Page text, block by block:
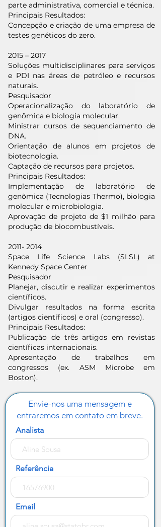
parte administrativa, comercial e técnica.
Principais Resultados:
Concepção e criação de uma empresa de
testes genéticos do zero.
2015 – 2017
Soluções multidisciplinares para serviços
e PDI nas áreas de petróleo e recursos
naturais.
Pesquisador
Operacionalização do laboratório de
genômica e biologia molecular.
Ministrar cursos de sequenciamento de
DNA.
Orientação de alunos em projetos de
biotecnologia.
Captação de recursos para projetos.
Principais Resultados:
Implementação de laboratório de
genômica (Tecnologias Thermo), biologia
molecular e microbiologia.
Aprovação de projeto de $1 milhão para
produção de biocombustíveis.
2011- 2014
Space Life Science Labs (SLSL) at
Kennedy Space Center
Pesquisador
Planejar, discutir e realizar experimentos
científicos.
Divulgar resultados na forma escrita
(artigos científicos) e oral (congresso).
Principais Resultados:
Publicação de três artigos em revistas
científicas internacionais.
Apresentação de trabalhos em
congressos (ex. ASM Microbe em
Boston).
Envie-nos uma mensagem e
entraremos em contato em breve.
Analista
Referência
Email